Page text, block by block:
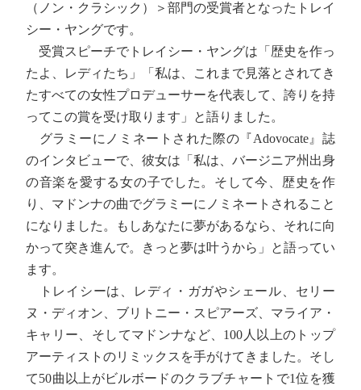
（ノン・クラシック）＞部門の受賞者となったトレイ
シー・ヤングです。
受賞スピーチでトレイシー・ヤングは「歴史を作っ
たよ、レディたち」「私は、これまで見落とされてき
たすべての女性プロデューサーを代表して、誇りを持
ってこの賞を受け取ります」と語りました。
グラミーにノミネートされた際の『Adovocate』誌
のインタビューで、彼女は「私は、バージニア州出身
の音楽を愛する女の子でした。そして今、歴史を作
り、マドンナの曲でグラミーにノミネートされること
になりました。もしあなたに夢があるなら、それに向
かって突き進んで。きっと夢は叶うから」と語ってい
ます。
トレイシーは、レディ・ガガやシェール、セリー
ヌ・ディオン、ブリトニー・スピアーズ、マライア・
キャリー、そしてマドンナなど、100人以上のトップ
アーティストのリミックスを手がけてきました。そし
て50曲以上がビルボードのクラブチャートで1位を獲